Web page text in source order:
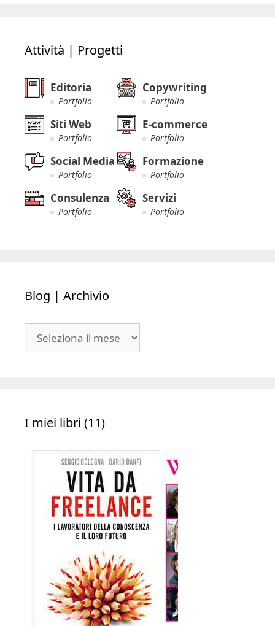
Attività | Progetti
Editoria
Portfolio
Copywriting
Portfolio
Siti Web
Portfolio
E-commerce
Portfolio
Social Media
Portfolio
Formazione
Portfolio
Consulenza
Portfolio
Servizi
Portfolio
Blog | Archivio
I miei libri (11)